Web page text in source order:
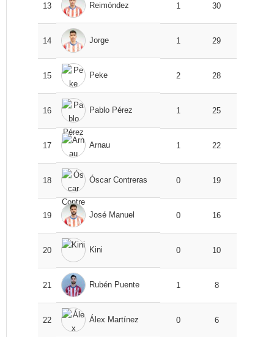
13 Reimóndez 1 30
14 Jorge 1 29
15 Peke 2 28
16 Pablo Pérez 1 25
17 Arnau 1 22
18 Óscar Contreras 0 19
19 José Manuel 0 16
20 Kini 0 10
21 Rubén Puente 1 8
22 Álex Martínez 0 6